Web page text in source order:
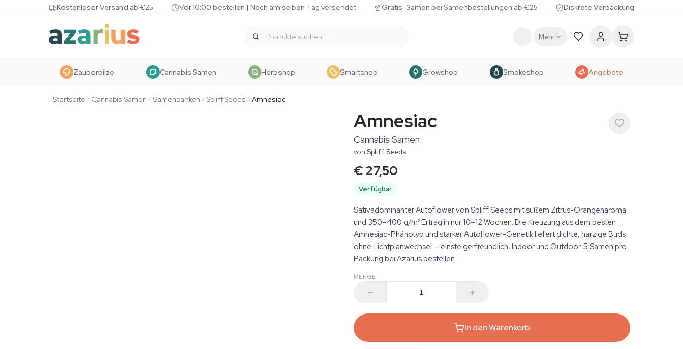
Skip to contentKostenloser Versand ab €25 Vor 10:00 bestellen | Noch am selben Tag versendet Gratis-Samen bei Samenbestellungen ab €25 Diskrete Verpackung
Mehr
Zauberpilze Cannabis Samen Herbshop Smartshop Growshop Smokeshop Angebote
Startseite Cannabis Samen Samenbanken Spliff Seeds Amnesiac
Amnesiac
Cannabis Samen
von Spliff Seeds
€ 27,50
Verfügbar
Sativadominanter Autoflower von Spliff Seeds mit süßem Zitrus-Orangenaroma
und 350–400 g/m² Ertrag in nur 10–12 Wochen. Die Kreuzung aus dem besten
Amnesiac-Phänotyp und starker Autoflower-Genetik liefert dichte, harzige Buds
ohne Lichtplanwechsel — einsteigerfreundlich, Indoor und Outdoor. 5 Samen pro
Packung bei Azarius bestellen.
MENGE
In den Warenkorb